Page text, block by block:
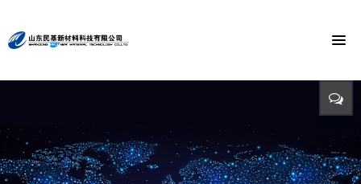
节能环保 捍卫能源
投入-产出-资源综合利用